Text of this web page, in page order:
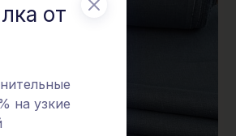
от
на узкие